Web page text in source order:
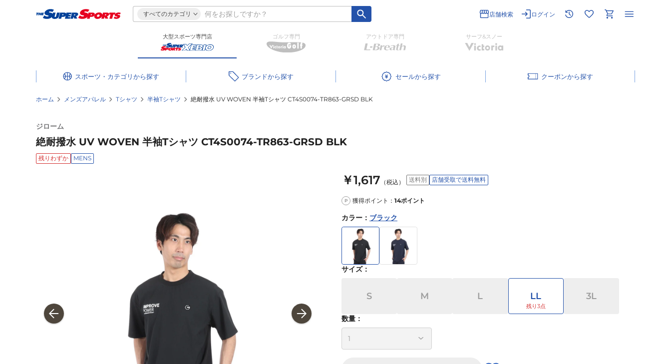
すべてのカテゴリ 店舗検索 ログイン
大型スポーツ専門店 ゴルフ専門 アウトドア専門 サーフ&スノー
スポーツ・カテゴリ ブランド セール クーポン
ホーム メンズアパレル Tシャツ 半袖Tシャツ 絶耐撥水 UV WOVEN 半袖Tシャツ CT4S0074-TR863-GRSD BLK
ジローム
絶耐撥水 UV WOVEN 半袖Tシャツ CT4S0074-TR863-GRSD BLK
残りわずか MENS
￥1,617 （税込） 送料別 店舗受取で送料無料
P 獲得ポイント： 14ポイント
カラー ： ブラック
サイズ：
S M L LL 3L
数量：